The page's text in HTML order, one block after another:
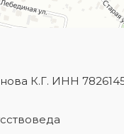
К.Г. ИНН